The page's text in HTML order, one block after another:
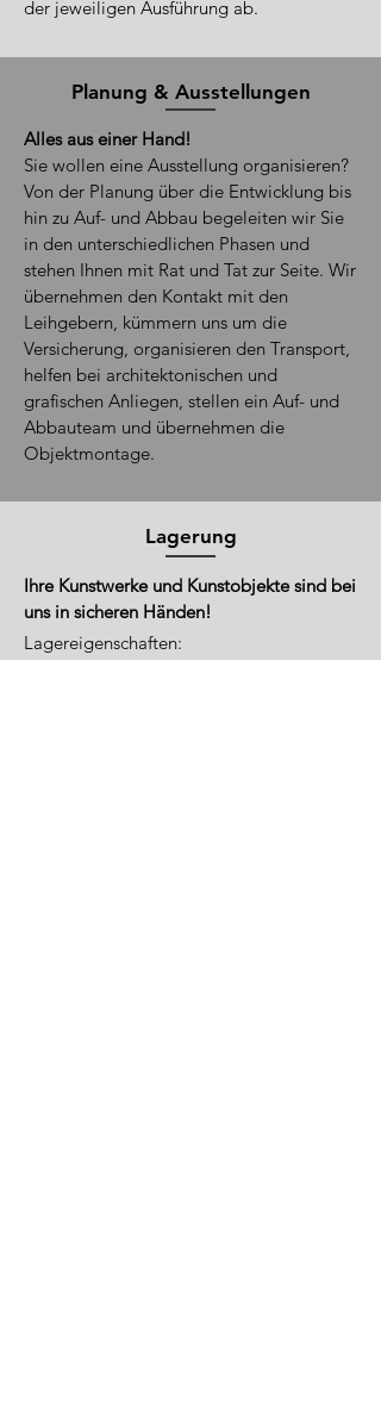
der jeweiligen Ausführung ab.
Planung & Ausstellungen
Alles aus einer Hand!
Sie wollen eine Ausstellung organisieren?
Von der Planung über die Entwicklung bis
hin zu Auf- und Abbau begeleiten wir Sie
in den unterschiedlichen Phasen und
stehen Ihnen mit Rat und Tat zur Seite. Wir
übernehmen den Kontakt mit den
Leihgebern, kümmern uns um die
Versicherung, organisieren den Transport,
helfen bei architektonischen und
grafischen Anliegen, stellen ein Auf- und
Abbauteam und übernehmen die
Objektmontage.
Lagerung
Ihre Kunstwerke und Kunstobjekte sind bei
uns in sicheren Händen!
Lagereigenschaften: